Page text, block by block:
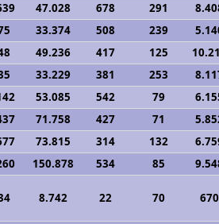
47.028 678 291
33.374 508 239
49.236 417 125
33.229 381 253
53.085 542 79
71.758 427 71
73.815 314 132
150.878 534 85
8.742 22 70